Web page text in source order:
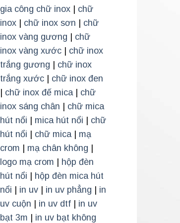
gia công chữ inox| chữ
inox| chữ inox sơn
chữ
inox vàng gương
chữ
inox vàng xước| chữ inox
trắng gương
chữ inox
trắng xước| chữ inox đen
chữ inox đế mica| chữ
inox sáng chân
chữ mica
hút nổi
mica hút nổi
chữ
hút nổi
chữ mica| mạ
crom
mạ chân không
logo mạ crom
hộp đèn
hút nổi
hộp đèn mica hút
nổi
in uv| in uv phẳng
in
uv cuộn
in uv dtf| in uv
bạt 3m
in uv bạt không